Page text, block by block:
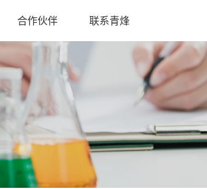
合作伙伴 联系青烽